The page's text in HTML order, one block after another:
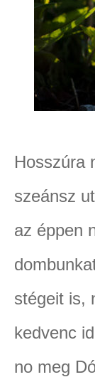
Hosszúra
szeánsz
az éppen
stégeit is,
kedvenc
no meg